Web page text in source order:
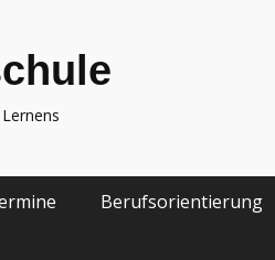
Berufsorientierung